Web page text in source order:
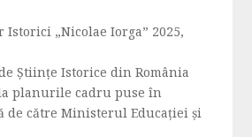
„Nicolae Iorga” 2025,
Științe Istorice din România
planurile cadru puse în
de către Ministerul Educației și